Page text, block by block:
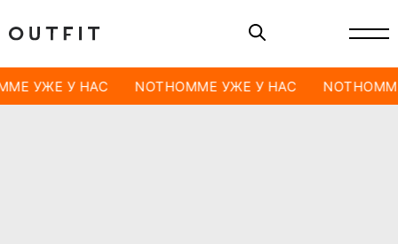
УЖЕ У НАС NOTHOMME УЖЕ У НАС